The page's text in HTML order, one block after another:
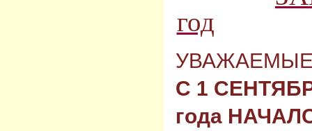
год
С 1
года